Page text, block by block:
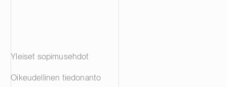
Yleiset sopimusehdot
Oikeudellinen tiedonanto